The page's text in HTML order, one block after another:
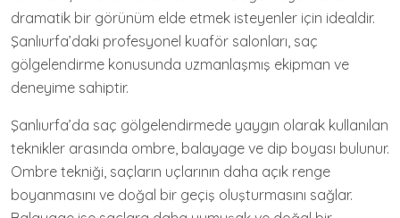
dramatik bir görünüm elde etmek isteyenler için idealdir.
Şanlıurfa’daki profesyonel kuaför salonları, saç
gölgelendirme konusunda uzmanlaşmış ekipman ve
deneyime sahiptir.
Şanlıurfa’da saç gölgelendirmede yaygın olarak kullanılan
teknikler arasında ombre, balayage ve dip boyası bulunur.
Ombre tekniği, saçların uçlarının daha açık renge
boyanmasını ve doğal bir geçiş oluşturmasını sağlar.